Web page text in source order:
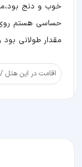
خوب و دنج
حساسی هستم روی
مقدار طولانی
اقامت در این هتل /